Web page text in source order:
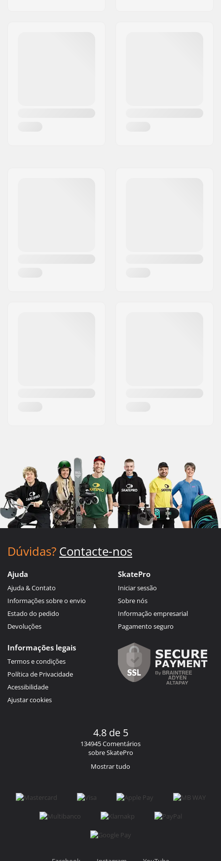
Dúvidas? Contacte-nos
Ajuda
Ajuda & Contato
Informações sobre o envio
Estado do pedido
Devoluções
SkatePro
Iniciar sessão
Sobre nós
Informação empresarial
Pagamento seguro
Informações legais
Termos e condições
Política de Privacidade
Acessibilidade
Ajustar cookies
4.8 de 5
134945 Comentários
sobre SkatePro
Mostrar tudo